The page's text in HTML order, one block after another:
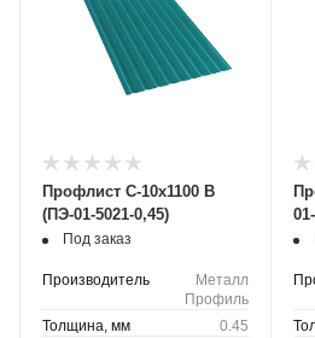
Профлист С-10х1100 B
(ПЭ-01-5021-0,45)
Под заказ
Производитель
Металл
Профиль
Толщина, мм
0.45